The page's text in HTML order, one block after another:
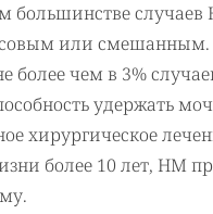
большинстве
или смешанным.
чем в 3%
удержать
хирургическое
более 10 лет, НМ